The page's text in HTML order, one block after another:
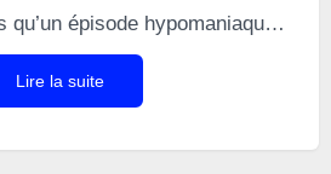
qu’un épisode hypomaniaque
quelques jours, la
J’en parle en détails dans un
Lire la suite